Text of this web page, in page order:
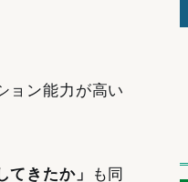
ョン能力が高い
きたか」
も同